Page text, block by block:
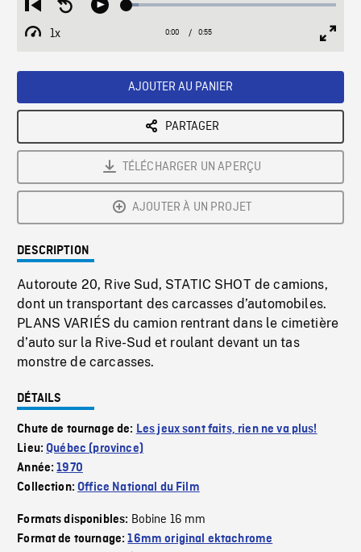
Restart
from
beginning
Seek
Play Loaded:
1x
Playback
Current
0:00 / Duration
0:55
AJOUTER AU PANIER
PARTAGER
TÉLÉCHARGER UN APERÇU
AJOUTER À UN PROJET
DESCRIPTION
Autoroute 20, Rive Sud, STATIC SHOT de camions,
dont un transportant des carcasses d’automobiles.
PLANS VARIÉS du camion rentrant dans le cimetière
d’auto sur la Rive-Sud et roulant devant un tas
monstre de carcasses.
DÉTAILS
Chute de tournage de: Les jeux sont faits, rien ne va plus!
Lieu:Québec (province)
Année:1970
Collection:Office National du Film
Formats disponibles: Bobine 16 mm
Format de tournage:16mm original ektachrome